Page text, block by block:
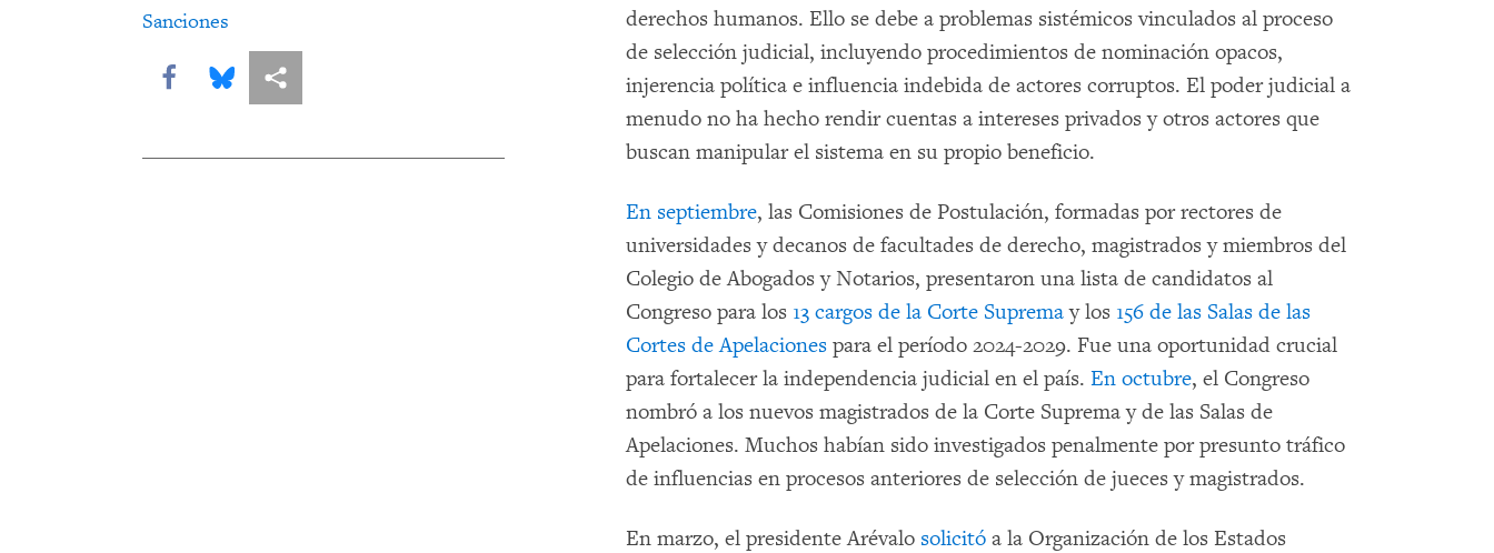
Sanciones
Share this via Facebook
Share this via Bluesky
Share this via Compartir
derechos humanos. Ello se debe a problemas sistémicos vinculados al proceso
de selección judicial, incluyendo procedimientos de nominación opacos,
injerencia política e influencia indebida de actores corruptos. El poder judicial a
menudo no ha hecho rendir cuentas a intereses privados y otros actores que
buscan manipular el sistema en su propio beneficio.
En septiembre, las Comisiones de Postulación, formadas por rectores de
universidades y decanos de facultades de derecho, magistrados y miembros del
Colegio de Abogados y Notarios, presentaron una lista de candidatos al
Congreso para los 13 cargos de la Corte Supremay los 156 de las Salas de las
Cortes de Apelaciones para el período 2024-2029. Fue una oportunidad crucial
para fortalecer la independencia judicial en el país.En octubre, el Congreso
nombró a los nuevos magistrados de la Corte Suprema y de las Salas de
Apelaciones. Muchos habían sido investigados penalmente por presunto tráfico
de influencias en procesos anteriores de selección de jueces y magistrados.
En marzo, el presidente Arévalo solicitó a la Organización de los Estados